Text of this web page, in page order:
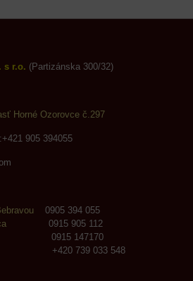
s r.o. (Partizánska 300/32)
Horné Ozorovce č.297
905 394055
0905 394 055
0915 905 112
147170
739 033 548